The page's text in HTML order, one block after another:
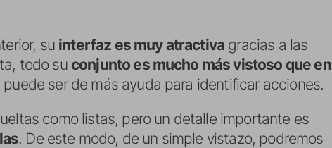
su interfaz es muy atractiva gracias a las
todo su conjunto es mucho más vistoso que en
ser de más ayuda para identificar acciones.
como listas, pero un detalle importante es
. De este modo, de un simple vistazo, podremos